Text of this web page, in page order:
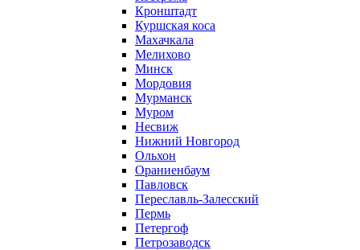
Кронштадт
Куршская коса
Махачкала
Мелихово
Минск
Мордовия
Мурманск
Муром
Несвиж
Нижний Новгород
Ольхон
Ораниенбаум
Павловск
Переславль-Залесский
Пермь
Петергоф
Петрозаводск